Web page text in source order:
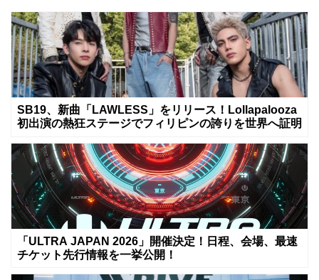
SB19、新曲「LAWLESS」をリリース！Lollapalooza
初出演の熱狂ステージでフィリピンの誇りを世界へ証明
「ULTRA JAPAN 2026」開催決定！日程、会場、最速
チケット先行情報を一挙公開！